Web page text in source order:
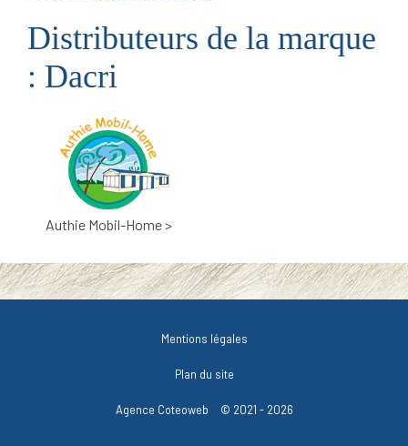
Distributeurs de la marque
: Dacri
Authie Mobil-Home >
Mentions légales
Plan du site
Agence Coteoweb © 2021 - 2026